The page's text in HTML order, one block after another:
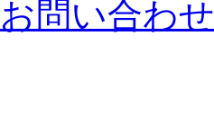
お問い合わせ